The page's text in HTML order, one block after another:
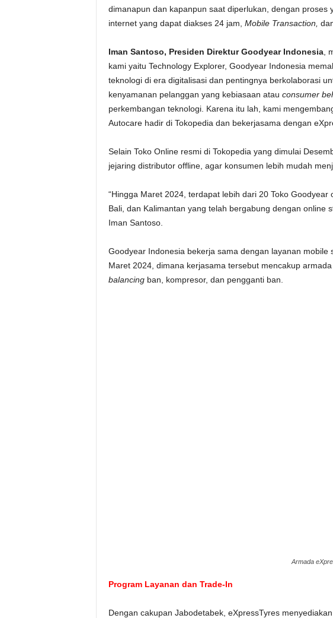
dimanapun dan kapanpun saat diperlukan, dengan proses
internet yang dapat diakses 24 jam, Mobile Transaction,
Iman Santoso, Presiden Direktur Goodyear Indonesia,
kami yaitu Technology Explorer, Goodyear Indonesia
teknologi di era digitalisasi dan pentingnya berkolaborasi
kenyamanan pelanggan yang kebiasaan atau consumer
perkembangan teknologi. Karena itu lah, kami
Autocare hadir di Tokopedia dan bekerjasama dengan
Selain Toko Online resmi di Tokopedia yang dimulai
jejaring distributor offline, agar konsumen lebih mudah
“Hingga Maret 2024, terdapat lebih dari 20 Toko Goodyear
Bali, dan Kalimantan yang telah bergabung dengan online
Iman Santoso.
Goodyear Indonesia bekerja sama dengan layanan mobile
Maret 2024, dimana kerjasama tersebut mencakup
balancingban, kompresor, dan pengganti ban.
Armada
Program Layanan dan Trade-In
Dengan cakupan Jabodetabek, eXpressTyres